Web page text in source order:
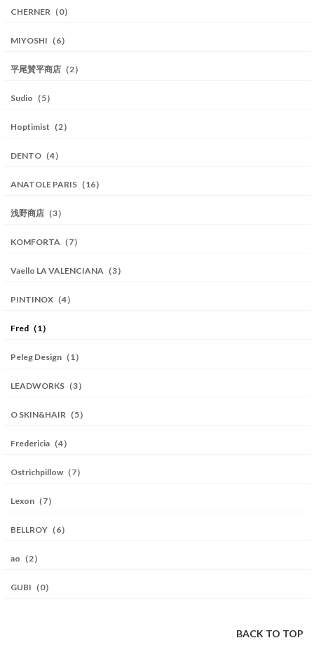
CHERNER（0）
MIYOSHI（6）
平尾賛平商店（2）
Sudio（5）
Hoptimist（2）
DENTO（4）
ANATOLE PARIS（16）
浅野商店（3）
KOMFORTA（7）
Vaello LA VALENCIANA（3）
PINTINOX（4）
Fred（1）
Peleg Design（1）
LEADWORKS（3）
O SKIN&HAIR（5）
Fredericia（4）
Ostrichpillow（7）
Lexon（7）
BELLROY（6）
ao（2）
GUBI（0）
BACK TO TOP